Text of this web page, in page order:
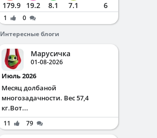
179.9 19.2 8.1 7.1 6
1
0
Интересные блоги
Марусичка
01-08-2026
Июль 2026
Месяц долбаной
многозадачности. Вес 57,4
кг.Вот...
11 79